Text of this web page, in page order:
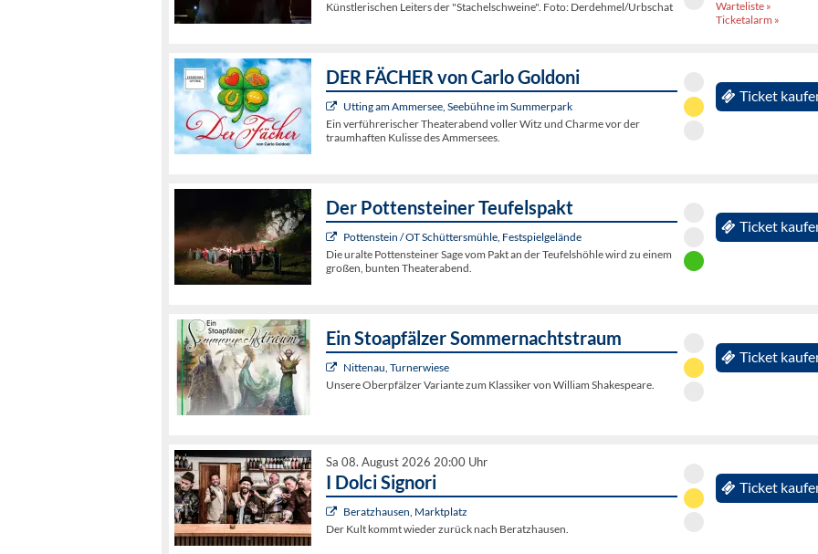
Künstlerischen Leiters der "Stachelschweine". Foto: Derdehmel/Urbschat
Warteliste »
Ticketalarm »
DER FÄCHER von Carlo Goldoni
Utting am Ammersee, Seebühne im Summerpark
Ein verführerischer Theaterabend voller Witz und Charme vor der
traumhaften Kulisse des Ammersees.
Ticket
Der Pottensteiner Teufelspakt
Pottenstein / OT Schüttersmühle, Festspielgelände
Die uralte Pottensteiner Sage vom Pakt an der Teufelshöhle wird zu einem
großen, bunten Theaterabend.
Ticket
Ein Stoapfälzer Sommernachtstraum
Nittenau, Turnerwiese
Unsere Oberpfälzer Variante zum Klassiker von William Shakespeare.
Ticket
Sa 08. August 2026 20:00 Uhr
I Dolci Signori
Beratzhausen, Marktplatz
Der Kult kommt wieder zurück nach Beratzhausen.
Ticket